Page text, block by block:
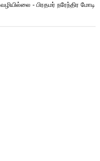
வழியில்லை - பிரதமர் நரேந்திர மோடி